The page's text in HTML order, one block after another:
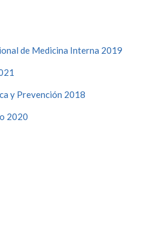
de Medicina Interna 2019
y Prevención 2018
2020